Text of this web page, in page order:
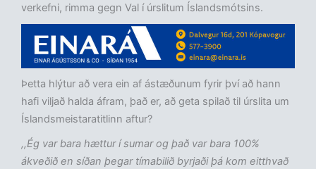
verkefni, rimma gegn Val í úrslitum Íslandsmótsins.
Þetta hlýtur að vera ein af ástæðunum fyrir því að hann
hafi viljað halda áfram, það er, að geta spilað til úrslita um
Íslandsmeistaratitlinn aftur?
,,Ég var bara hættur í sumar og það var bara 100%
ákveðið en síðan þegar tímabilið byrjaði þá kom eitthvað